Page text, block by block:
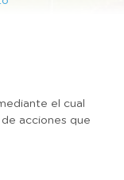
el cual
acciones que